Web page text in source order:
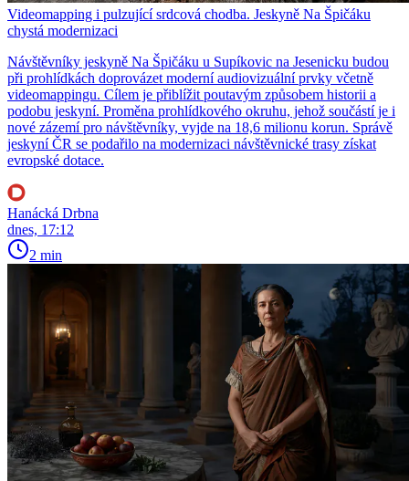
Videomapping i pulzující srdcová chodba. Jeskyně Na Špičáku
chystá modernizaci
Návštěvníky jeskyně Na Špičáku u Supíkovic na Jesenicku budou
při prohlídkách doprovázet moderní audiovizuální prvky včetně
videomappingu. Cílem je přiblížit poutavým způsobem historii a
podobu jeskyní. Proměna prohlídkového okruhu, jehož součástí je i
nové zázemí pro návštěvníky, vyjde na 18,6 milionu korun. Správě
jeskyní ČR se podařilo na modernizaci návštěvnické trasy získat
evropské dotace.
Hanácká Drbna
dnes, 17:12
2 min